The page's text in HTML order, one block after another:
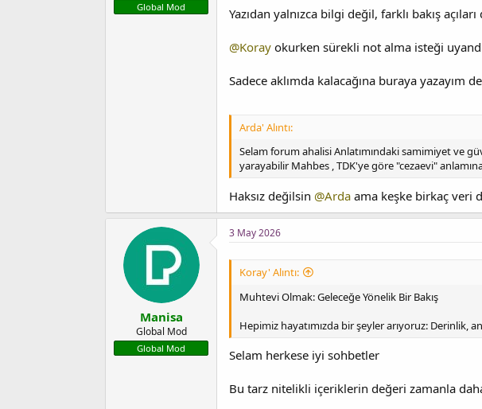
Global Mod Yazıdan yalnızca bilgi değil, farklı bakış
@Koray okurken sürekli not alma isteği
Sadece aklımda kalacağına buraya yazayım
Arda' Alıntı:
Selam forum ahalisi Anlatımındaki samimiyet ve
yarayabilir Mahbes , TDK'ye göre "cezaevi"
Haksız değilsin @Arda ama keşke birkaç veri
Manisa
Global Mod
Global Mod
3 May 2026
Koray' Alıntı:
Muhtevi Olmak: Geleceğe Yönelik Bir Bakış
Hepimiz hayatımızda bir şeyler arıyoruz: Derinlik,
Selam herkese iyi sohbetler
Bu tarz nitelikli içeriklerin değeri zamanla